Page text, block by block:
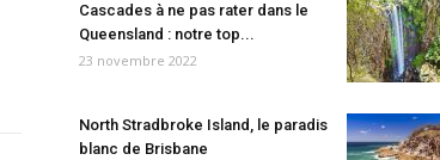
Cascades à ne pas rater dans le
Queensland : notre top...
23 novembre 2022
North Stradbroke Island, le paradis
blanc de Brisbane